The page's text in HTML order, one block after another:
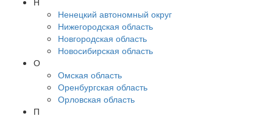
Ненецкий автономный округ
Нижегородская область
Новгородская область
Новосибирская область
О
Омская область
Оренбургская область
Орловская область
П